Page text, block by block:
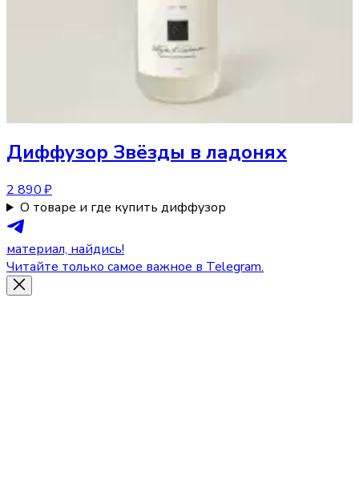
Диффузор Звёзды в ладонях
2 890 ₽
О товаре и где купить диффузор
материал, найдись!
Читайте только самое важное в Telegram.